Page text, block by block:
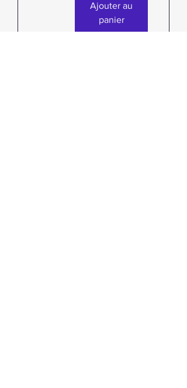
Ajouter au
panier